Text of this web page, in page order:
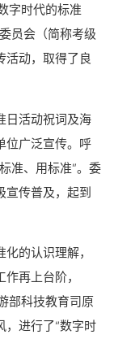
字时代的标准
员会（简称考级
活动，取得了良
日活动祝词及海
位广泛宣传。呼
准、用标准”。委
宣传普及，起到
的认识理解，
再上台阶，
部科技教育司原
，进行了“数字时